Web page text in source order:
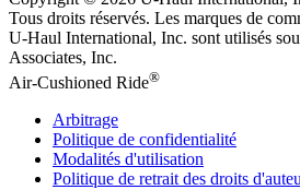
Tous droits réservés. Les marques de
U-Haul International, Inc. sont utilisés
Associates, Inc.
Air-Cushioned Ride®
Arbitrage
Politique de confidentialité
Modalités d'utilisation
Politique de retrait des droits